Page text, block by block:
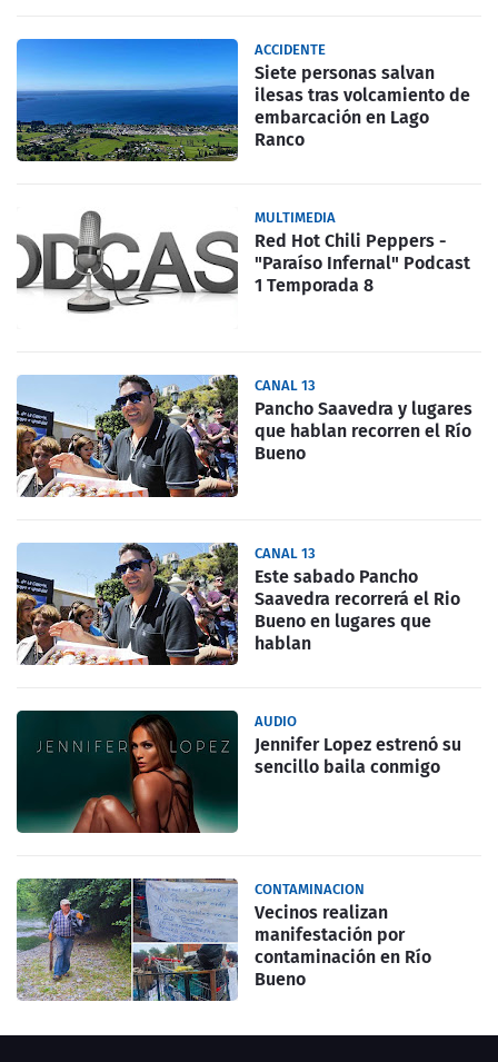
ACCIDENTE
Siete personas salvan
ilesas tras volcamiento de
embarcación en Lago
Ranco
MULTIMEDIA
Red Hot Chili Peppers -
"Paraíso Infernal" Podcast
1 Temporada 8
CANAL 13
Pancho Saavedra y lugares
que hablan recorren el Río
Bueno
CANAL 13
Este sabado Pancho
Saavedra recorrerá el Rio
Bueno en lugares que
hablan
AUDIO
Jennifer Lopez estrenó su
sencillo baila conmigo
CONTAMINACION
Vecinos realizan
manifestación por
contaminación en Río
Bueno